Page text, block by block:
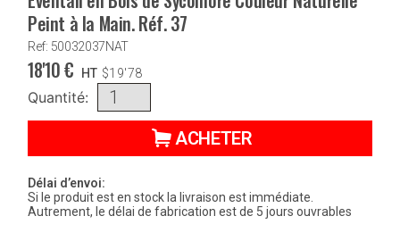
Peint à la Main. Réf. 37
Ref: 50032037NAT
18'10€ HT $19'78
Quantité:
ACHETER
Délai d’envoi:
Si le produit est en stock la livraison est immédiate.
Autrement, le délai de fabrication est de 5 jours ouvrables